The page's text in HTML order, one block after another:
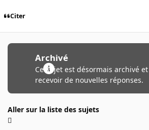
Citer
Archivé
Ce sujet est désormais archivé
recevoir de nouvelles réponses.
Aller sur la liste des sujets